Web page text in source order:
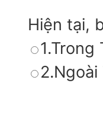
Hiện tại,
1.Trong